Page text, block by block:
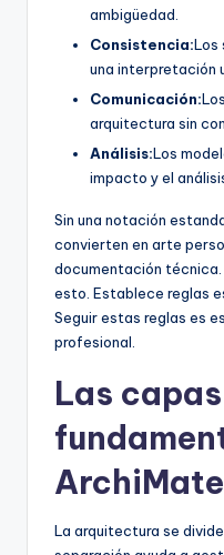
ambigüedad.
Consistencia:Los
una interpretación
Comunicación:
arquitectura sin
Análisis:Los
impacto y el
Sin una notación
convierten en arte
documentación
esto. Establece reglas
Seguir estas reglas es
profesional.
Las capas
ArchiMate
La arquitectura se